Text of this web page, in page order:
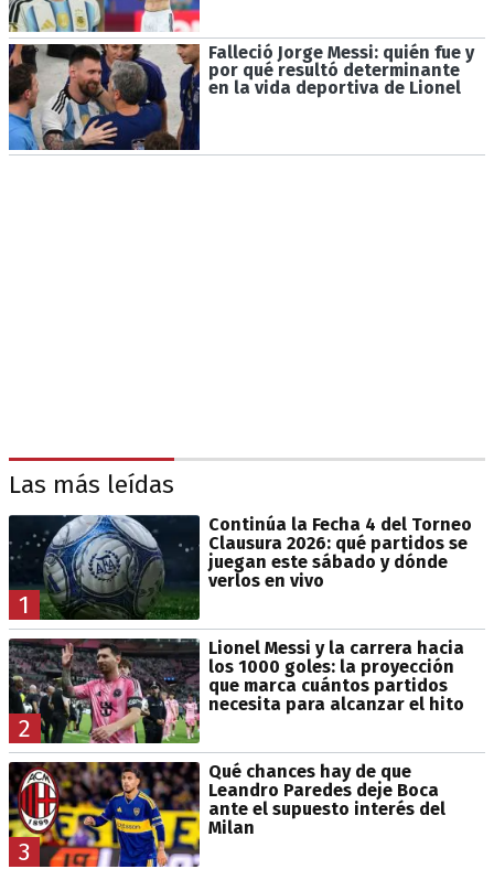
Falleció Jorge Messi: quién fue y
por qué resultó determinante
en la vida deportiva de Lionel
Las más leídas
1
Continúa la Fecha 4 del Torneo
Clausura 2026: qué partidos se
juegan este sábado y dónde
verlos en vivo
2
Lionel Messi y la carrera hacia
los 1000 goles: la proyección
que marca cuántos partidos
necesita para alcanzar el hito
3
Qué chances hay de que
Leandro Paredes deje Boca
ante el supuesto interés del
Milan